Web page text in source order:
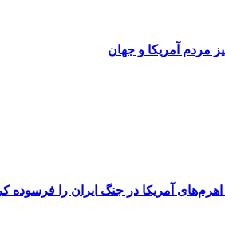
مردم آمریکا و جهان
اهرم‌های آمریکا در جنگ ایران را فرسوده